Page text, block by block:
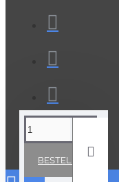
BESTELLEN